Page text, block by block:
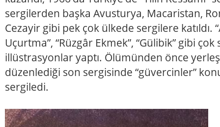
sergilerden başka Avusturya, Macaristan,
Cezayir gibi pek çok ülkede sergilere katıldı.
Uçurtma”, “Rüzgâr Ekmek”, “Gülibik” gibi çok
illüstrasyonlar yaptı. Ölümünden önce
düzenlediği son sergisinde “güvercinler”
sergiledi.